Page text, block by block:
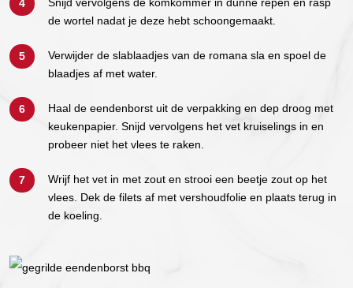
Snijd vervolgens de komkommer in dunne repen en rasp
de wortel nadat je deze hebt schoongemaakt.
Verwijder de slablaadjes van de romana sla en spoel de
blaadjes af met water.
Haal de eendenborst uit de verpakking en dep droog met
keukenpapier. Snijd vervolgens het vet kruiselings in en
probeer niet het vlees te raken.
Wrijf het vet in met zout en strooi een beetje zout op het
vlees. Dek de filets af met vershoudfolie en plaats terug in
de koeling.